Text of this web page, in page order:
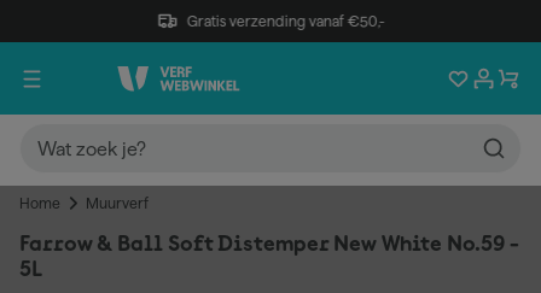
Gratis verzending vanaf €50,-
Home Muurverf
Farrow & Ball Soft Distemper New White No.59 -
5L